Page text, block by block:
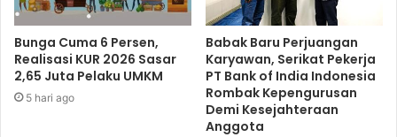
Bunga Cuma 6 Persen,
Realisasi KUR 2026 Sasar
2,65 Juta Pelaku UMKM
5 hari ago
Babak Baru Perjuangan
Karyawan, Serikat Pekerja
PT Bank of India Indonesia
Rombak Kepengurusan
Demi Kesejahteraan
Anggota